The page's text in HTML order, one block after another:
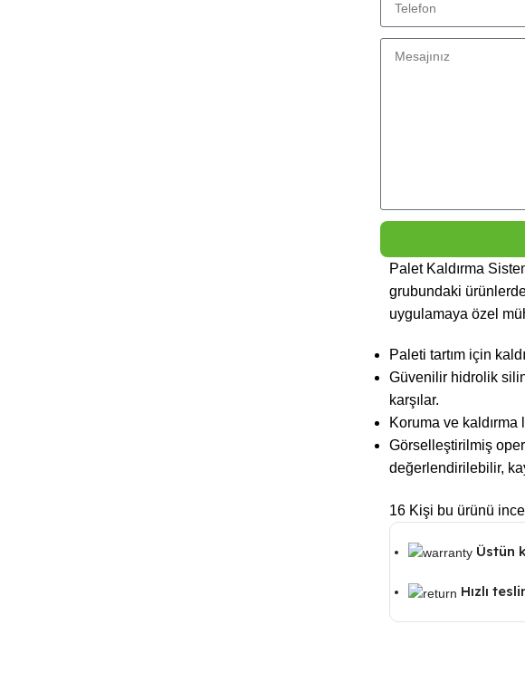
Palet Kaldırma
grubundaki
uygulamaya özel
Paleti tartım için
Güvenilir hidrolik
karşılar.
Koruma ve
Görselleştirilmiş
değerlendirilebilir,
16 Kişi bu ürünü
Üstün
Hızlı